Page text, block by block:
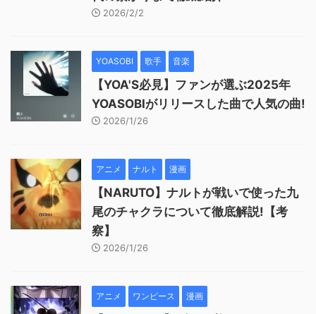
2026/2/2
YOASOBI 歌手 音楽
【YOA'S必見】ファンが選ぶ2025年
YOASOBIがリリースした曲で人気の曲!
2026/1/26
アニメ ナルト 漫画
【NARUTO】ナルトが戦いで使った九
尾のチャクラについて徹底解説!【考
察】
2026/1/26
アニメ ワンピース 漫画